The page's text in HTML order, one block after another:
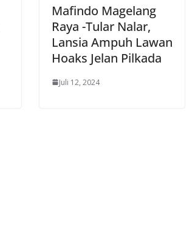
Mafindo Magelang
Raya -Tular Nalar,
Lansia Ampuh Lawan
Hoaks Jelan Pilkada
Juli 12, 2024